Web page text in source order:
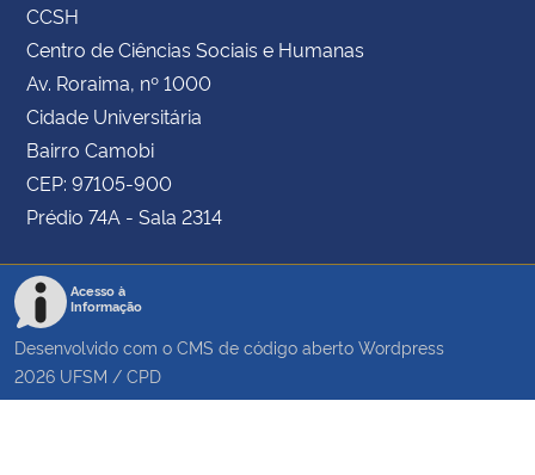
CCSH
Centro de Ciências Sociais e Humanas
Av. Roraima, nº 1000
Cidade Universitária
Bairro Camobi
CEP: 97105-900
Prédio 74A - Sala 2314
Acesso à
Informação
Desenvolvido com o CMS de código aberto Wordpress
2026 UFSM / CPD